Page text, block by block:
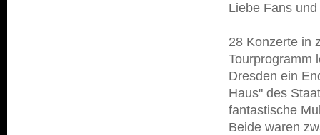
Liebe Fans
28 Konzerte in
Tourprogramm
Dresden ein
Haus" des
fantastische
Beide waren